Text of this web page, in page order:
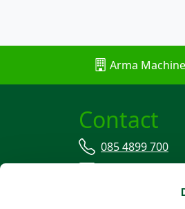
Arma
Contact
085 4899 700